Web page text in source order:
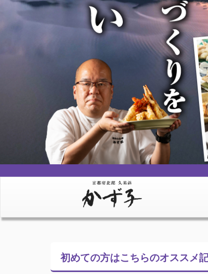
初めての方はこちらのオススメ